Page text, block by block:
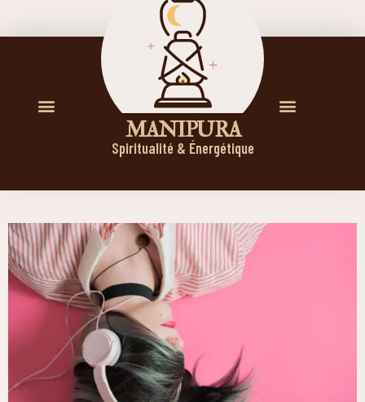
M A N I P U R A
Spiritualité & Énergétique